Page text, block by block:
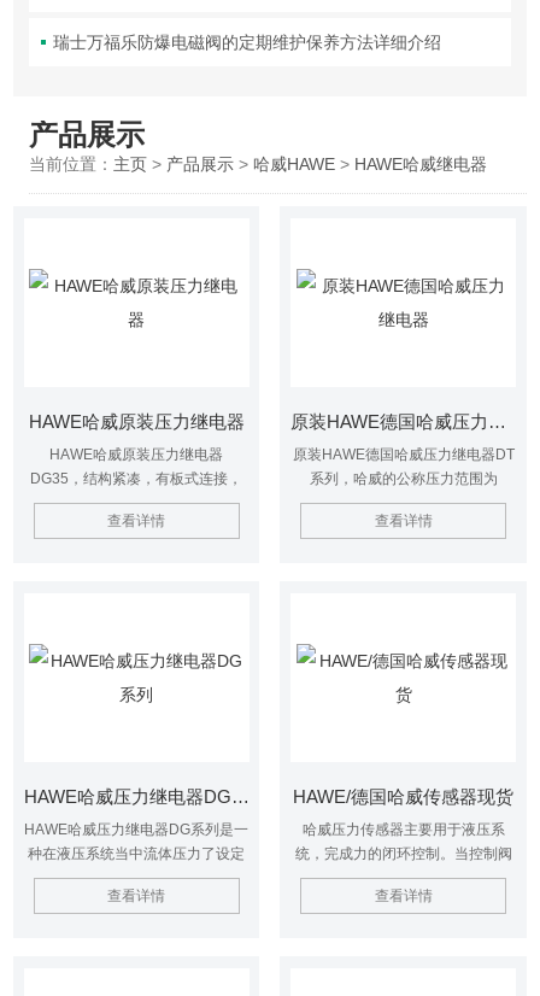
瑞士万福乐防爆电磁阀的定期维护保养方法详细介绍
产品展示
当前位置： 主页> 产品展示> 哈威HAWE> HAWE哈威继电器
HAWE哈威原装压力继电器
HAWE哈威原装压力继电器
DG35，结构紧凑，有板式连接，
螺纹式连接，适用于空间狭小的液
压设备的压力检测装置中，在受到
位）发出电控制指令或信号。
查看详情
原装HAWE德国哈威压力继电器
原装HAWE德国哈威压力继电器DT
系列，哈威的公称压力范围为
100，250，400，600和1000bar
精度为测量范围的1%长期高的稳定
查看详情
HAWE哈威压力继电器DG系列
HAWE哈威压力继电器DG系列是一
种在液压系统当中流体压力了设定
的预期值时可以让电接点进行运动
的一种设备。哈威压力继电器的主
查看详情
HAWE/德国哈威传感器现货
哈威压力传感器主要用于液压系
统，完成力的闭环控制。当控制阀
芯突然移动时，在很短的时间内形
成几倍系统工作压力的尖峰。在典
查看详情